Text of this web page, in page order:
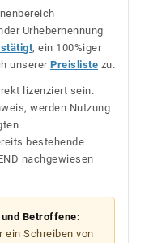
Urhebernennung
, ein 100%iger
unserer Preisliste zu.
lizenziert sein.
werden Nutzung
bestehende
nachgewiesen
Betroffene:
ein Schreiben von